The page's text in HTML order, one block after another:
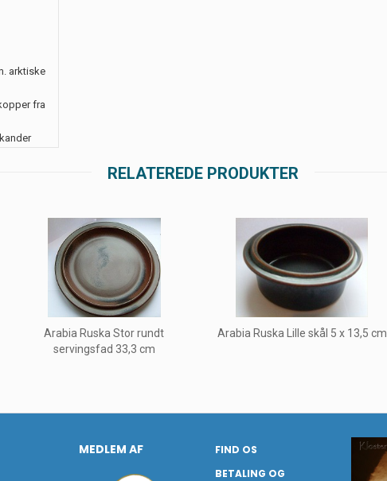
arktiske
fra
RELATEREDE PRODUKTER
Arabia Ruska Stor rundt
servingsfad 33,3 cm
Arabia Ruska Lille skål 5 x 13,5 cm
MEDLEM AF
FIND OS
BETALING OG